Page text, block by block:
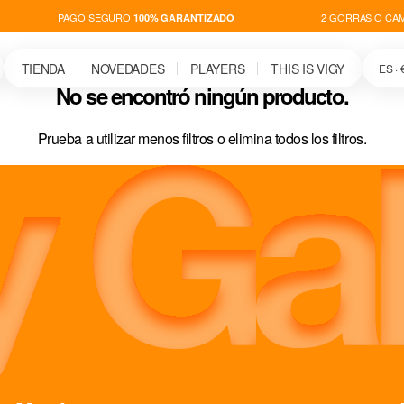
PAGO SEGURO100% GARANTIZADO 2 GORRAS O
TIENDA NOVEDADES PLAYERS THIS IS VIGY ES ·
No se encontró ningún producto.
Prueba a utilizar menos filtros oelimina todos los filtros.